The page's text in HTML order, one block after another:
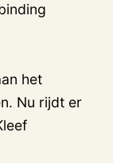
het
Nu rijdt er